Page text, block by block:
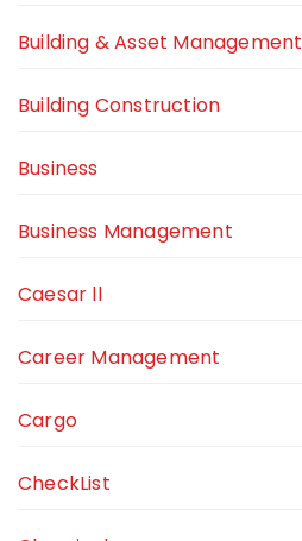
Building & Asset Management
Building Construction
Business
Business Management
Caesar ll
Career Management
Cargo
CheckList